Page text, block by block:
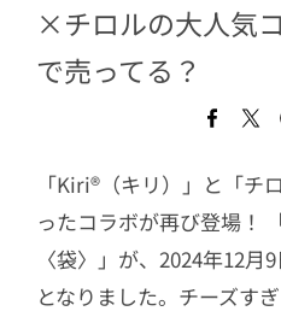
×チロルの大人気
で売ってる？
「Kiri®（キリ）」と「チ
ったコラボが再び登場！
〈袋〉」が、2024年12
となりました。チーズす